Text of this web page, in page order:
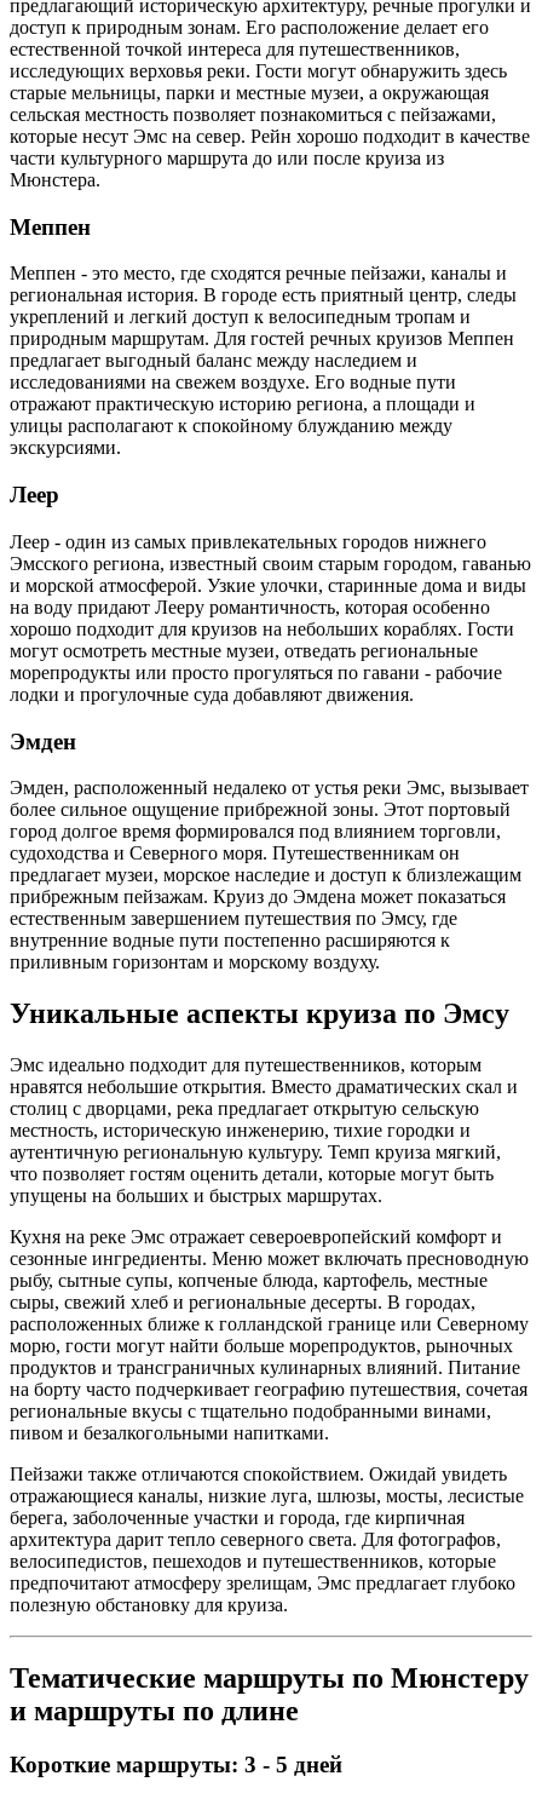
предлагающий историческую архитектуру, речные прогулки и
доступ к природным зонам. Его расположение делает его
естественной точкой интереса для путешественников,
исследующих верховья реки. Гости могут обнаружить здесь
старые мельницы, парки и местные музеи, а окружающая
сельская местность позволяет познакомиться с пейзажами,
которые несут Эмс на север. Рейн хорошо подходит в качестве
части культурного маршрута до или после круиза из
Мюнстера.
Меппен
Меппен - это место, где сходятся речные пейзажи, каналы и
региональная история. В городе есть приятный центр, следы
укреплений и легкий доступ к велосипедным тропам и
природным маршрутам. Для гостей речных круизов Меппен
предлагает выгодный баланс между наследием и
исследованиями на свежем воздухе. Его водные пути
отражают практическую историю региона, а площади и
улицы располагают к спокойному блужданию между
экскурсиями.
Леер
Леер - один из самых привлекательных городов нижнего
Эмсского региона, известный своим старым городом, гаванью
и морской атмосферой. Узкие улочки, старинные дома и виды
на воду придают Лееру романтичность, которая особенно
хорошо подходит для круизов на небольших кораблях. Гости
могут осмотреть местные музеи, отведать региональные
морепродукты или просто прогуляться по гавани - рабочие
лодки и прогулочные суда добавляют движения.
Эмден
Эмден, расположенный недалеко от устья реки Эмс, вызывает
более сильное ощущение прибрежной зоны. Этот портовый
город долгое время формировался под влиянием торговли,
судоходства и Северного моря. Путешественникам он
предлагает музеи, морское наследие и доступ к близлежащим
прибрежным пейзажам. Круиз до Эмдена может показаться
естественным завершением путешествия по Эмсу, где
внутренние водные пути постепенно расширяются к
приливным горизонтам и морскому воздуху.
Уникальные аспекты круиза по Эмсу
Эмс идеально подходит для путешественников, которым
нравятся небольшие открытия. Вместо драматических скал и
столиц с дворцами, река предлагает открытую сельскую
местность, историческую инженерию, тихие городки и
аутентичную региональную культуру. Темп круиза мягкий,
что позволяет гостям оценить детали, которые могут быть
упущены на больших и быстрых маршрутах.
Кухня на реке Эмс отражает североевропейский комфорт и
сезонные ингредиенты. Меню может включать пресноводную
рыбу, сытные супы, копченые блюда, картофель, местные
сыры, свежий хлеб и региональные десерты. В городах,
расположенных ближе к голландской границе или Северному
морю, гости могут найти больше морепродуктов, рыночных
продуктов и трансграничных кулинарных влияний. Питание
на борту часто подчеркивает географию путешествия, сочетая
региональные вкусы с тщательно подобранными винами,
пивом и безалкогольными напитками.
Пейзажи также отличаются спокойствием. Ожидай увидеть
отражающиеся каналы, низкие луга, шлюзы, мосты, лесистые
берега, заболоченные участки и города, где кирпичная
архитектура дарит тепло северного света. Для фотографов,
велосипедистов, пешеходов и путешественников, которые
предпочитают атмосферу зрелищам, Эмс предлагает глубоко
полезную обстановку для круиза.
Тематические маршруты по Мюнстеру
и маршруты по длине
Короткие маршруты: 3 - 5 дней